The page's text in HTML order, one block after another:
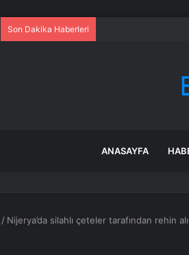
Son Dakika Haberleri
ANASAYFA
/ Nijerya’da silahlı çeteler tarafından rehin